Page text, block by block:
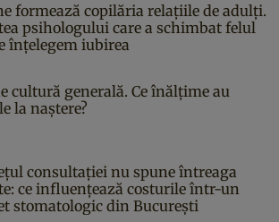
formează copilăria relațiile de adulți.
psihologului care a schimbat felul
înțelegem iubirea
cultură generală. Ce înălțime au
la naștere?
consultației nu spune întreaga
ce influențează costurile într-un
stomatologic din București